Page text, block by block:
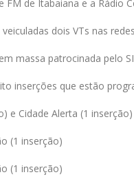
de Itabaiana e a Rádio
dois VTs nas
massa patrocinada pelo
inserções que estão
e Cidade Alerta (1 inserção)
(1 inserção)
(1 inserção)